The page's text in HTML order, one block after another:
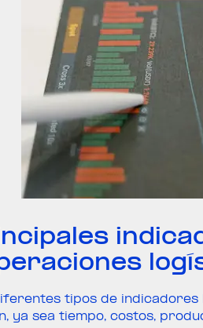
tipos de indicadores
ya sea tiempo, costos,